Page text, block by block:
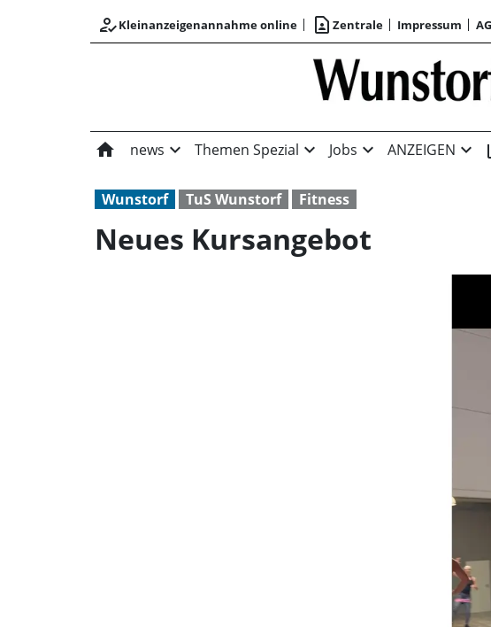
how_to_regKleinanzeigenannahme online contact_page Zentrale Impressum
home news expand_more Themen Spezial expand_more Jobs expand_more ANZEIGEN expand_more
Wunstorf TuS Wunstorf Fitness
Neues Kursangebot